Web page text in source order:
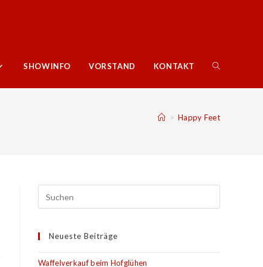
SHOWINFO VORSTAND KONTAKT WEBSITE-
> Happy Feet
Neueste Beiträge
Waffelverkauf beim Hofglühen